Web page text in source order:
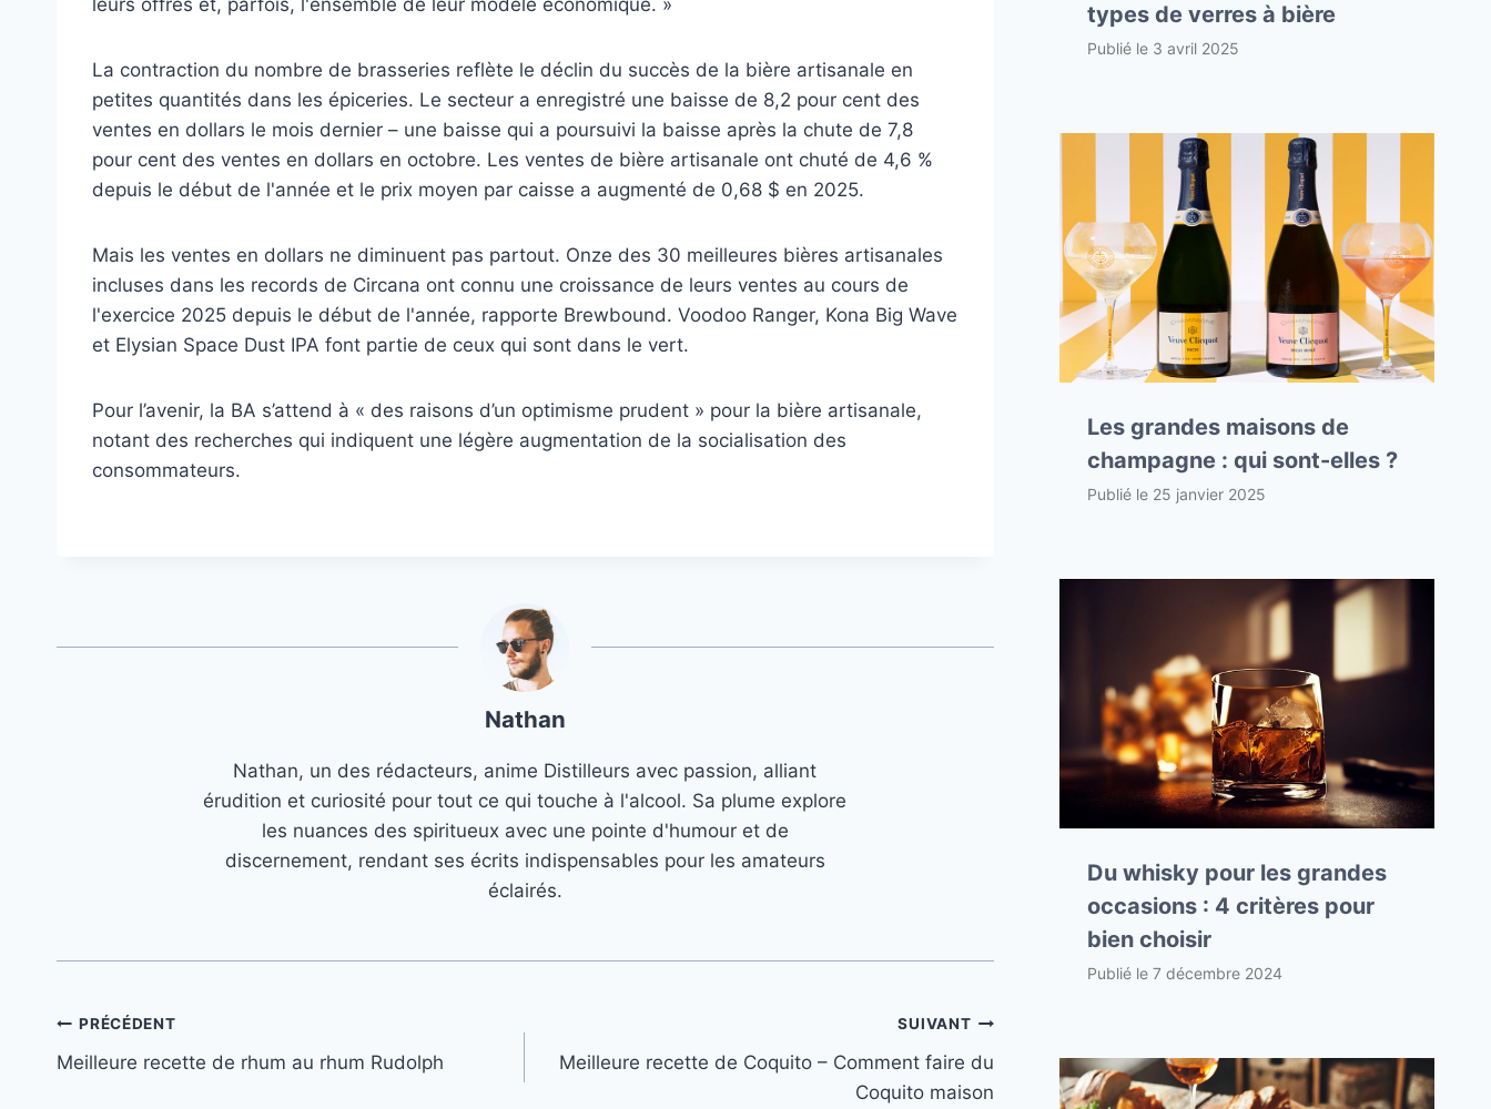
La contraction du nombre de brasseries reflète le déclin du succès de la bière artisanale en
petites quantités dans les épiceries. Le secteur a enregistré une baisse de 8,2 pour cent des
ventes en dollars le mois dernier – une baisse qui a poursuivi la baisse après la chute de 7,8
pour cent des ventes en dollars en octobre. Les ventes de bière artisanale ont chuté de 4,6 %
depuis le début de l'année et le prix moyen par caisse a augmenté de 0,68 $ en 2025.
Mais les ventes en dollars ne diminuent pas partout. Onze des 30 meilleures bières artisanales
incluses dans les records de Circana ont connu une croissance de leurs ventes au cours de
l'exercice 2025 depuis le début de l'année, rapporte Brewbound. Voodoo Ranger, Kona Big Wave
et Elysian Space Dust IPA font partie de ceux qui sont dans le vert.
Pour l’avenir, la BA s’attend à « des raisons d’un optimisme prudent » pour la bière artisanale,
notant des recherches qui indiquent une légère augmentation de la socialisation des
consommateurs.
Nathan
Nathan, un des rédacteurs, anime Distilleurs avec passion, alliant
érudition et curiosité pour tout ce qui touche à l'alcool. Sa plume explore
les nuances des spiritueux avec une pointe d'humour et de
discernement, rendant ses écrits indispensables pour les amateurs
éclairés.
Navigation
de
PRÉCÉDENT
Meilleure recette de rhum au rhum Rudolph
SUIVANT
Meilleure recette de Coquito – Comment faire du
Coquito maison
types de verres à bière
Publié le 3 avril 2025
Les grandes maisons de
champagne : qui sont-elles ?
Publié le 25 janvier 2025
Du whisky pour les grandes
occasions : 4 critères pour
bien choisir
Publié le7 décembre 2024